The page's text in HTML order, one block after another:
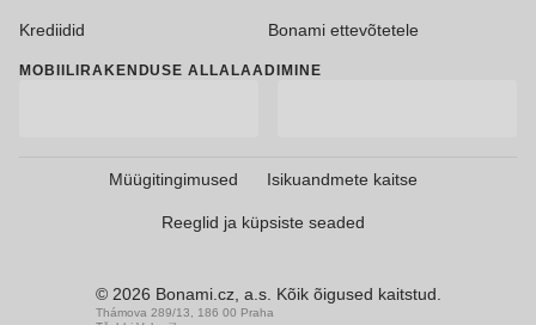
Krediidid Bonami ettevõtetele
MOBIILIRAKENDUSE ALLALAADIMINE
Müügitingimused Isikuandmete kaitse
Reeglid ja küpsiste seaded
© 2026 Bonami.cz, a.s. Kõik õigused kaitstud.
Thámova 289/13, 186 00 Praha